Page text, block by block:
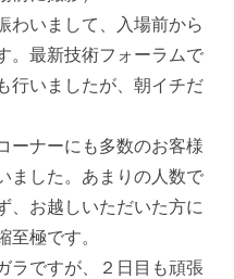
わいまして、入場前から
。最新技術フォーラムで
行いましたが、朝イチだ
ーナーにも多数のお客様
ました。あまりの人数で
、お越しいただいた方に
至極です。
ラですが、２日目も頑張